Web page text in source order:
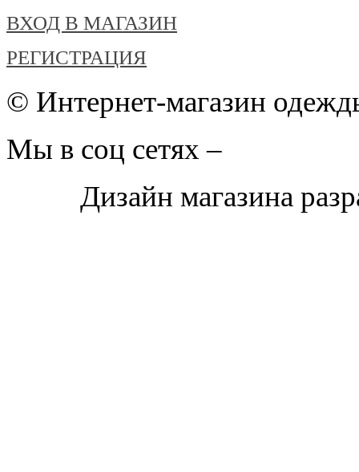
ВХОД В МАГАЗИН
РЕГИСТРАЦИЯ
© Интернет-магазин
Мы в соц сетях –
Дизайн магазина